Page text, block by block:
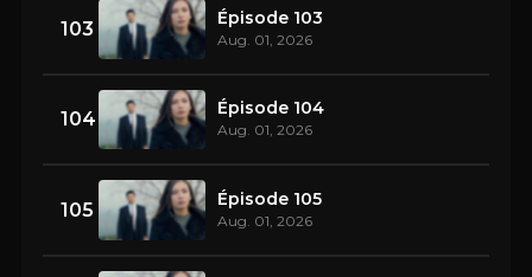
103 Épisode 103
Aug. 01, 2026
104 Épisode 104
Aug. 01, 2026
105 Épisode 105
Aug. 01, 2026